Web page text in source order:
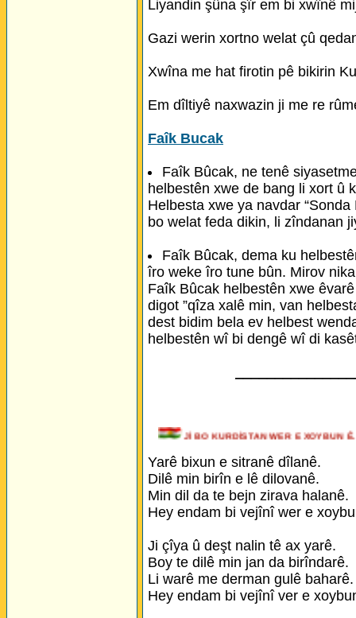
Liyandin şûna şîr em bi xwînê
Gazi werin xortno welat çû
Xwîna me hat firotin pê bikirin
Em dîltiyê naxwazin ji me re
Faîk Bucak
Faîk Bûcak, ne tenê
helbestên xwe de bang li xort û
Helbesta xwe ya navdar
bo welat feda dikin, li zîndanan
Faîk Bûcak, dema ku
îro weke îro tune bûn. Mirov
Faîk Bûcak helbestên xwe
digot ”qîza xalê min, van
dest bidim bela ev helbest
helbestên wî bi dengê wî di
Jİ BO KURDİSTAN WER E
Yarê bixun e sitranê dîlanê.
Dilê min birîn e lê dilovanê.
Min dil da te bejn zirava halanê.
Hey endam bi vejînî wer e
Ji çîya û deşt nalin tê ax yarê.
Boy te dilê min jan da birîndarê.
Li warê me derman gulê baharê.
Hey endam bi vejînî ver e